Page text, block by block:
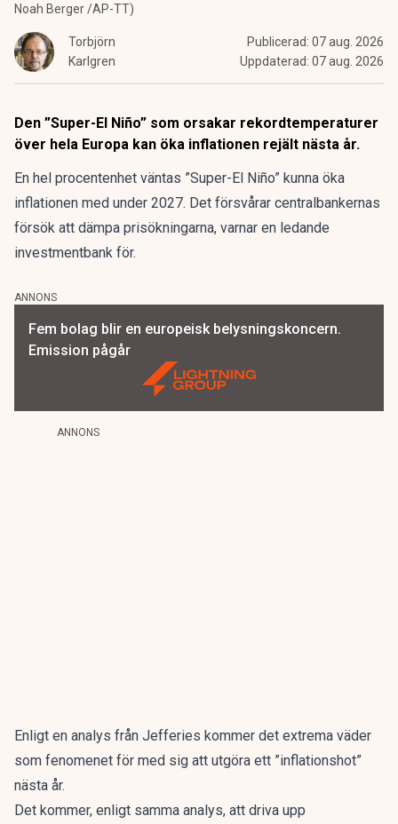
Noah Berger /AP-TT)
Torbjörn
Karlgren
Publicerad: 07 aug. 2026
Uppdaterad: 07 aug. 2026
Den ”Super-El Niño” som orsakar rekordtemperaturer
över hela Europa kan öka inflationen rejält nästa år.
En hel procentenhet väntas ”Super-El Niño” kunna öka
inflationen med under 2027. Det försvårar centralbankernas
försök att dämpa prisökningarna, varnar en ledande
investmentbank för.
ANNONS
Fem bolag blir en europeisk belysningskoncern.
Emission pågår
ANNONS
Enligt en analys från Jefferies kommer det extrema väder
som fenomenet för med sig att utgöra ett ”inflationshot”
nästa år.
Det kommer, enligt samma analys, att driva upp